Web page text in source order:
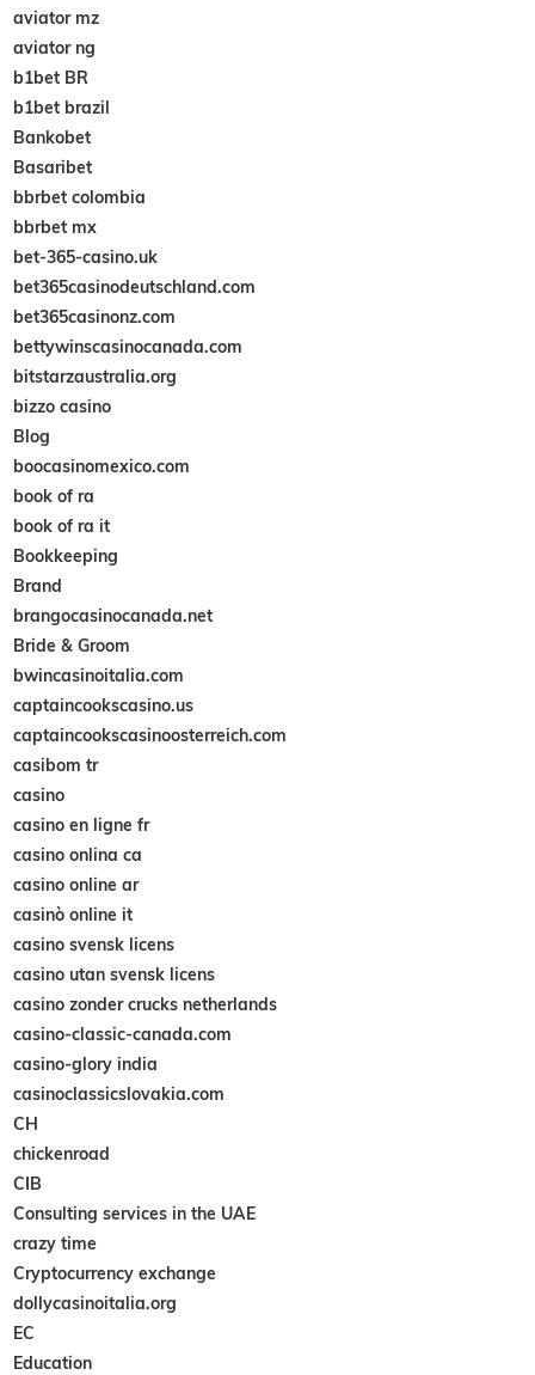
aviator mz
aviator ng
b1bet BR
b1bet brazil
Bankobet
Basaribet
bbrbet colombia
bbrbet mx
bet-365-casino.uk
bet365casinodeutschland.com
bet365casinonz.com
bettywinscasinocanada.com
bitstarzaustralia.org
bizzo casino
Blog
boocasinomexico.com
book of ra
book of ra it
Bookkeeping
Brand
brangocasinocanada.net
Bride & Groom
bwincasinoitalia.com
captaincookscasino.us
captaincookscasinoosterreich.com
casibom tr
casino
casino en ligne fr
casino onlina ca
casino online ar
casinò online it
casino svensk licens
casino utan svensk licens
casino zonder crucks netherlands
casino-classic-canada.com
casino-glory india
casinoclassicslovakia.com
CH
chickenroad
CIB
Consulting services in the UAE
crazy time
Cryptocurrency exchange
dollycasinoitalia.org
EC
Education